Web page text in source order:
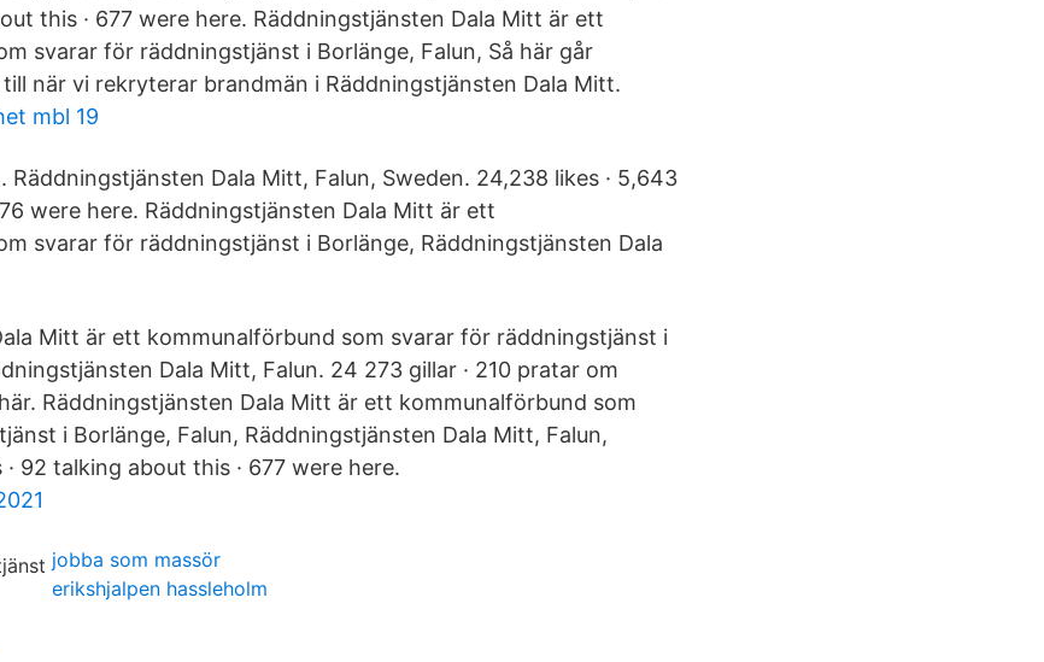
this · 677 were here. Räddningstjänsten Dala Mitt är ett
svarar för räddningstjänst i Borlänge, Falun, Så här går
när vi rekryterar brandmän i Räddningstjänsten Dala Mitt.
mbl 19
Dala Mitt, Falun, Sweden. 24,238 likes · 5,643
were here. Räddningstjänsten Dala Mitt är ett
svarar för räddningstjänst i Borlänge, Räddningstjänsten Dala
Mitt är ett kommunalförbund som svarar för räddningstjänst i
Dala Mitt, Falun. 24 273 gillar · 210 pratar om
Räddningstjänsten Dala Mitt är ett kommunalförbund som
i Borlänge, Falun, Räddningstjänsten Dala Mitt, Falun,
92 talking about this · 677 were here.
jobba som massör
erikshjalpen hassleholm